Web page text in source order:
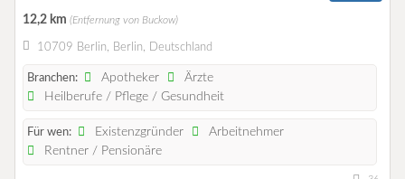
12,2 km (Entfernung von Buckow)
10709 Berlin, Berlin, Deutschland
Branchen: Apotheker
Ärzte
Heilberufe / Pflege / Gesundheit
Für wen: Existenzgründer
Arbeitnehmer
Rentner / Pensionäre